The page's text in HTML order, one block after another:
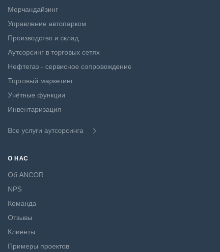
Мерчандайзинг
Управление автопарком
Производство и склад
Аутсорсинг в торговых сетях
Нефтегаз - сервисное сопровождение
Торговый маркетинг
Учётные функции
Инвентаризация
Все услуги аутсорсинга
О НАС
Об ANCOR
NPS
Команда
Отзывы
Клиенты
Примеры проектов